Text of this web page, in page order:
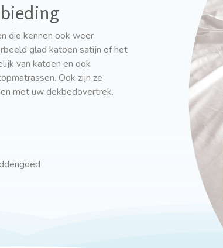
die kennen ook weer
glad katoen satijn of het
van katoen en ook
Ook zijn ze
met uw dekbedovertrek.